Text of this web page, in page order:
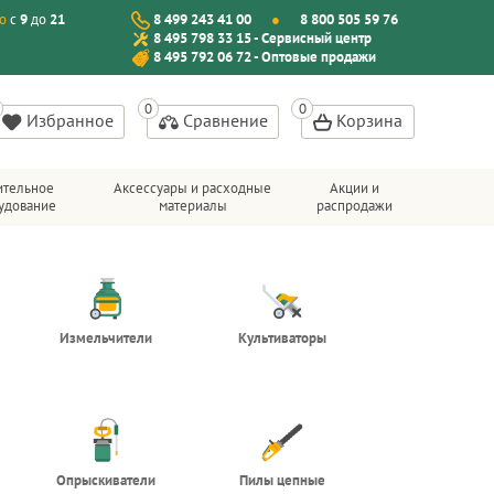
с9до 21 8 499 243 41 00
8 800 505 59 76
8 495 798 33 15 - Сервисный центр
8 495 792 06 72 - Оптовые продажи
Избранное Сравнение Корзина
Аксессуары и расходные
материалы
Акции и
распродажи
Измельчители Культиваторы
Опрыскиватели Пилы цепные